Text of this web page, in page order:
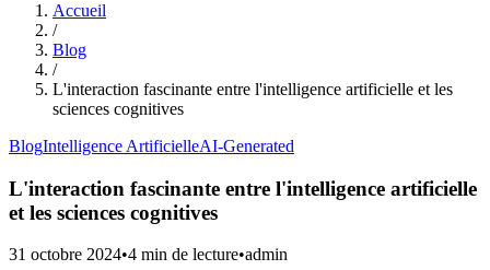
Accueil
/
Blog
/
L'interaction fascinante entre l'intelligence artificielle et les
sciences cognitives
BlogIntelligence ArtificielleAI-Generated
L'interaction fascinante entre l'intelligence artificielle
et les sciences cognitives
31 octobre 2024•4 min de lecture•admin